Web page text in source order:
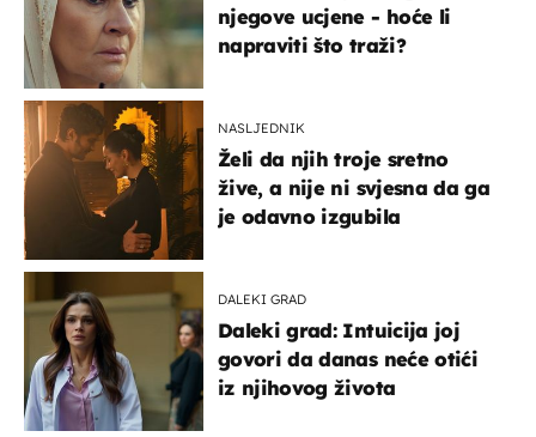
njegove ucjene - hoće li
napraviti što traži?
NASLJEDNIK
Želi da njih troje sretno
žive, a nije ni svjesna da ga
je odavno izgubila
DALEKI GRAD
Daleki grad: Intuicija joj
govori da danas neće otići
iz njihovog života